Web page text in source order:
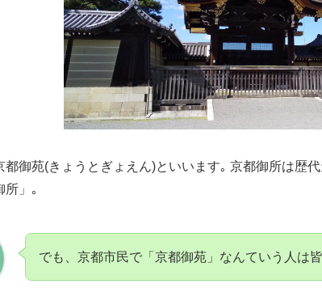
都御苑(きょうとぎょえん)といいます｡ 京都御所は歴
所」｡
でも、京都市民で「京都御苑」なんていう人は